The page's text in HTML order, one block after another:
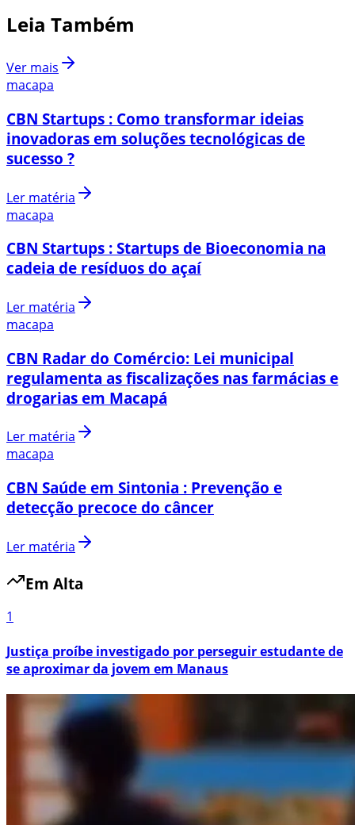
Leia Também
Ver mais
macapa
CBN Startups : Como transformar ideias
inovadoras em soluções tecnológicas de
sucesso ?
Ler matéria
macapa
CBN Startups : Startups de Bioeconomia na
cadeia de resíduos do açaí
Ler matéria
macapa
CBN Radar do Comércio: Lei municipal
regulamenta as fiscalizações nas farmácias e
drogarias em Macapá
Ler matéria
macapa
CBN Saúde em Sintonia : Prevenção e
detecção precoce do câncer
Ler matéria
Em Alta
1
Justiça proíbe investigado por perseguir estudante de
se aproximar da jovem em Manaus